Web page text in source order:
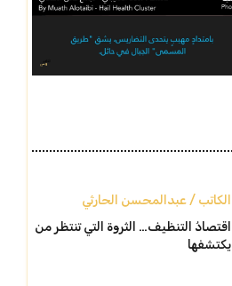
الكاتب / عبدالمحسن الحارثي
اقتصادُ التنظيف… الثروة التي تنتظر من
يكتشفها